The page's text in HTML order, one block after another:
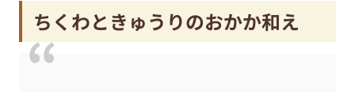
ちくわときゅうりのおかか和え